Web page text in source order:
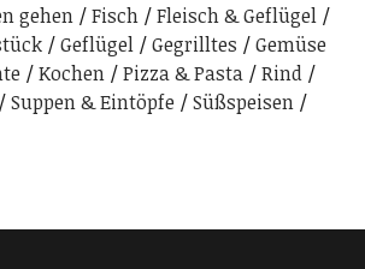
gehen Fisch
Fleisch & Geflügel
Geflügel Gegrilltes
Gemüse
Kochen Pizza & Pasta
Rind
Suppen & Eintöpfe
Süßspeisen